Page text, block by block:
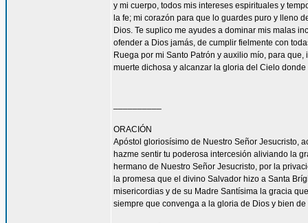
y mi cuerpo, todos mis intereses espirituales y
la fe; mi corazón para que lo guardes puro y lleno
Dios. Te suplico me ayudes a dominar mis malas
ofender a Dios jamás, de cumplir fielmente con
Ruega por mi Santo Patrón y auxilio mío, para
muerte dichosa y alcanzar la gloria del Cielo
ORACIÓN
Apóstol gloriosísimo de Nuestro Señor Jesucristo,
hazme sentir tu poderosa intercesión aliviando la
hermano de Nuestro Señor Jesucristo, por la
la promesa que el divino Salvador hizo a Santa
misericordias y de su Madre Santísima la gracia
siempre que convenga a la gloria de Dios y bien de